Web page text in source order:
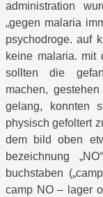
administration
„gegen malaria
psychodroge. auf
keine malaria. mit
sollten die
machen,
gelang, konnten
physisch gefoltert
dem bild oben
bezeichnung
buchstaben
camp NO – lager